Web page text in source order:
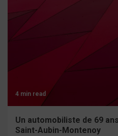
4 min read
Un automobiliste de 69
Saint-Aubin-Montenoy